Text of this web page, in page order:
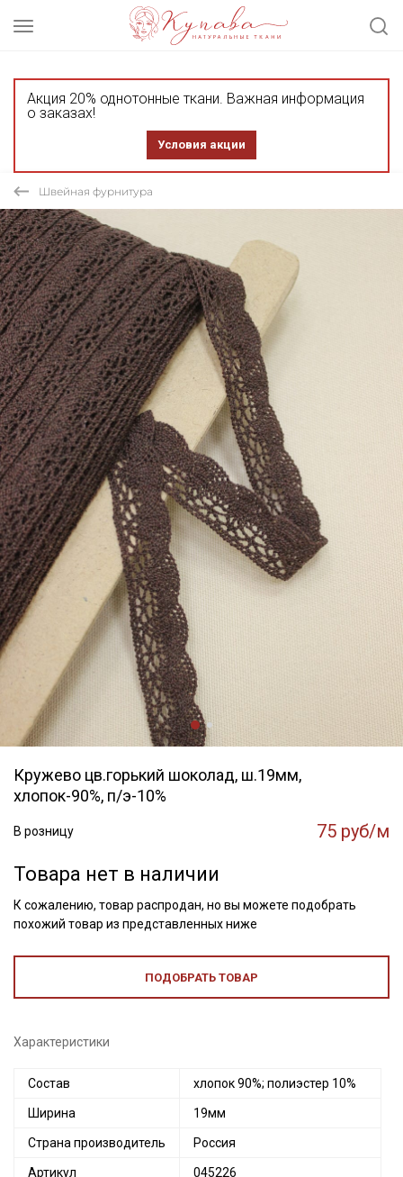
Акция 20% однотонные ткани. Важная информация
о заказах!
Условия акции
Швейная фурнитура
Кружево цв.горький шоколад, ш.19мм,
хлопок-90%, п/э-10%
В розницу 75 руб/м
Товара нет в наличии
К сожалению, товар распродан, но вы можете подобрать
похожий товар из представленных ниже
ПОДОБРАТЬ ТОВАР
Характеристики
Состав хлопок 90%; полиэстер 10%
Ширина 19мм
Страна производитель Россия
Артикул 045226